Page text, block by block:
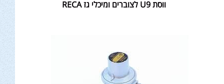
ווסת U9 לצוברים ומיכלי גז RECA